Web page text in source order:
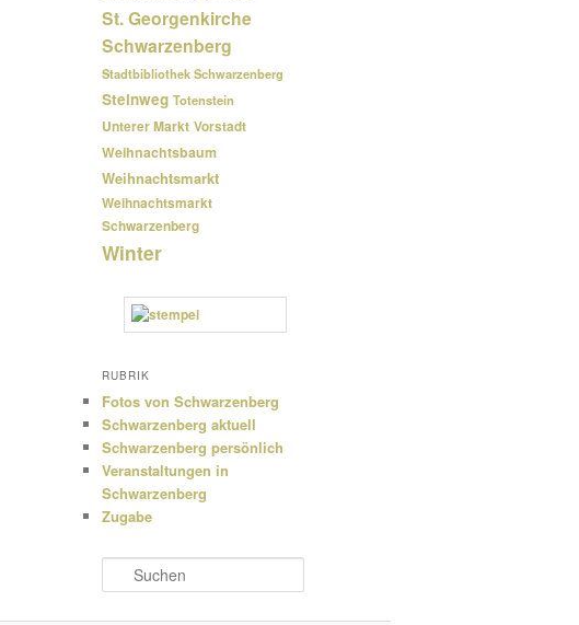
St. Georgenkirche
Schwarzenberg
Stadtbibliothek Schwarzenberg
Steinweg Totenstein
Unterer Markt Vorstadt
Weihnachtsbaum
Weihnachtsmarkt
Weihnachtsmarkt
Schwarzenberg
Winter
RUBRIK
Fotos von Schwarzenberg
Schwarzenberg aktuell
Schwarzenberg persönlich
Veranstaltungen in
Schwarzenberg
Zugabe
u